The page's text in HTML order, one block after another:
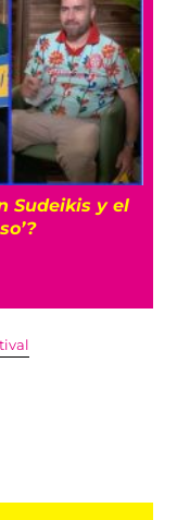
Sudeikis y el